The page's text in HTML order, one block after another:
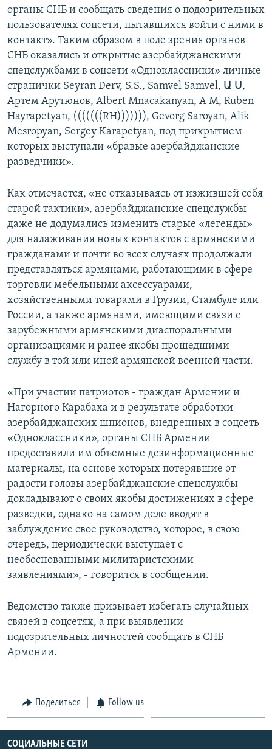
органы СНБ и сообщать сведения о подозрительных
пользователях соцсети, пытавшихся войти с ними в
контакт». Таким образом в поле зрения органов
СНБ оказались и открытые азербайджанскими
спецслужбами в соцсети «Одноклассники» личные
странички Seyran Derv, S.S., Samvel Samvel, Ա Ս,
Артем Арутюнов, Albert Mnacakanyan, A M, Ruben
Hayrapetyan, (((((((RH))))))), Gevorg Saroyan, Alik
Mesropyan, Sergey Karapetyan, под прикрытием
которых выступали «бравые азербайджанские
разведчики».
Как отмечается, «не отказываясь от изжившей себя
старой тактики», азербайджанские спецслужбы
даже не додумались изменить старые «легенды»
для налаживания новых контактов с армянскими
гражданами и почти во всех случаях продолжали
представляться армянами, работающими в сфере
торговли мебельными аксессуарами,
хозяйственными товарами в Грузии, Стамбуле или
России, а также армянами, имеющими связи с
зарубежными армянскими диаспоральными
организациями и ранее якобы прошедшими
службу в той или иной армянской военной части.
«При участии патриотов - граждан Армении и
Нагорного Карабаха и в результате обработки
азербайджанских шпионов, внедренных в соцсеть
«Одноклассники», органы СНБ Армении
предоставили им объемные дезинформационные
материалы, на основе которых потерявшие от
радости головы азербайджанские спецслужбы
докладывают о своих якобы достижениях в сфере
разведки, однако на самом деле вводят в
заблуждение свое руководство, которое, в свою
очередь, периодически выступает с
необоснованными милитаристскими
заявлениями», - говорится в сообщении.
Ведомство также призывает избегать случайных
связей в соцсетях, а при выявлении
подозрительных личностей сообщать в СНБ
Армении.
Поделиться Follow us
СОЦИАЛЬНЫЕ СЕТИ